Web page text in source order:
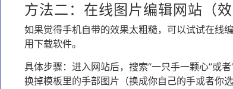
方法二：在线图片编辑网站（效
如果觉得手机自带的效果太粗糙，可以试试在线
用下载软件。
具体步骤：进入网站后，搜索“一只手一颗心”或
换掉模板里的手部图片（换成你自己的手或者你